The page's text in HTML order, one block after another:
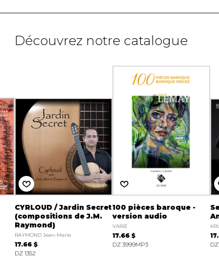
Découvrez notre catalogue
CYRLOUD / Jardin Secret
(compositions de J.M.
Raymond)
RAYMOND Jean-Marie
17.66 $
DZ 1352
100 pièces baroque -
version audio
VARIÉ
17.66 $
DZ 3999MP3